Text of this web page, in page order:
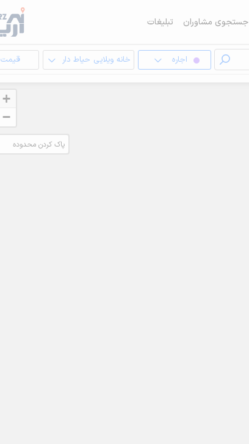
جستجوی مشاوران تبلیغات
اجاره خانه ویلایی حیاط دار قیمت
+
−
پاک کردن محدوده